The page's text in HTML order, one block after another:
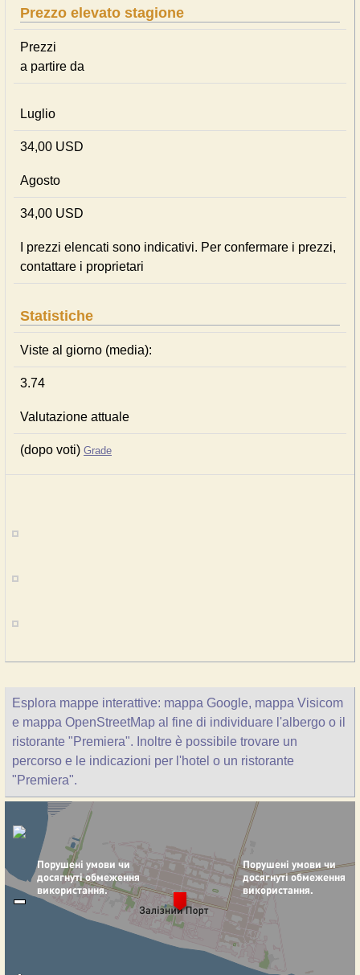
Prezzo elevato stagione
Prezzi
a partire da
Luglio
34,00 USD
Agosto
34,00 USD
I prezzi elencati sono indicativi. Per confermare i prezzi,
contattare i proprietari
Statistiche
Viste al giorno (media):
3.74
Valutazione attuale
(dopo voti) Grade
Esplora mappe interattive: mappa Google, mappa Visicom
e mappa OpenStreetMap al fine di individuare l'albergo o il
ristorante "Premiera". Inoltre è possibile trovare un
percorso e le indicazioni per l'hotel o un ristorante
"Premiera".